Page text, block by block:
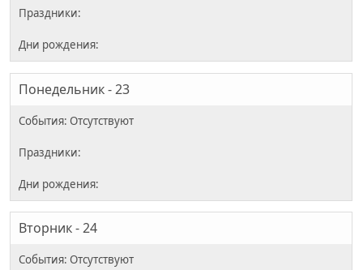
Понедельник - 23
Вторник - 24